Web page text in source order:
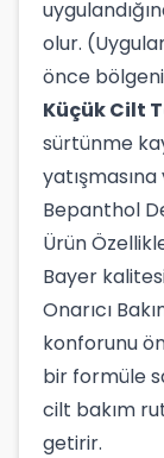
olur.
önce
Küçük Cilt
sürtünme
Bepanthol
Ürün
Bayer
Onarıcı
konforunu
bir formüle
cilt bakım
getirir.